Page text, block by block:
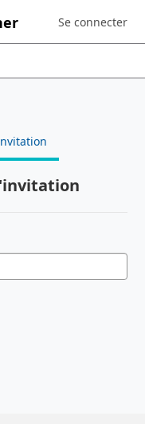
Sign in to your
Se connecter